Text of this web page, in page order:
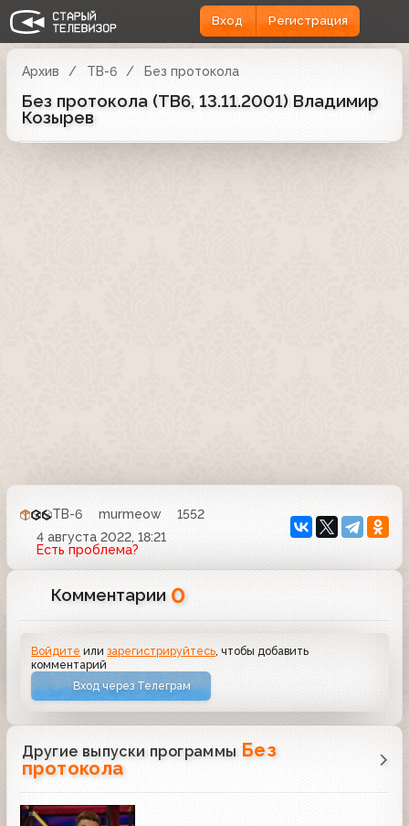
Вход Регистрация
Архив ТВ-6 Без протокола
Без протокола (ТВ6, 13.11.2001) Владимир
Козырев
ТВ-6 murmeow
1552
4 августа 2022, 18:21
Есть проблема?
Комментарии 0
Войдите илизарегистрируйтесь , чтобы добавить
комментарий
Вход через Телеграм
Другие выпуски программы Без
протокола